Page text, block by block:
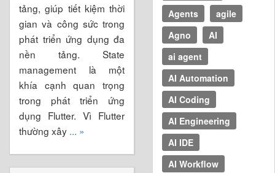
tảng, giúp tiết kiệm thời
gian và công sức trong
phát triển ứng dụng đa
nền tảng. State
management là một
khía cạnh quan trọng
trong phát triển ứng
dụng Flutter. Vì Flutter
thường xây ... »
Agents
agile
Agno
AI
ai agent
AI Automation
AI Coding
AI Engineering
AI IDE
AI Workflow